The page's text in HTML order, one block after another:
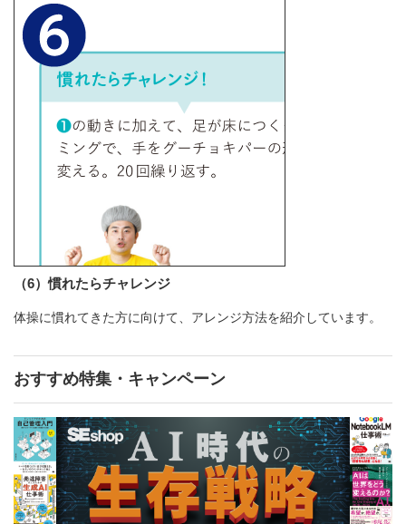
（6）慣れたらチャレンジ
体操に慣れてきた方に向けて、アレンジ方法を紹介しています。
おすすめ特集・キャンペーン